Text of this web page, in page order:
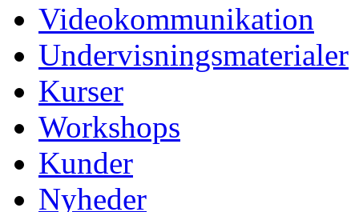
Videokommunikation
Undervisningsmaterialer
Kurser
Workshops
Kunder
Nyheder